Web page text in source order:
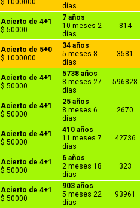
$ 1000000
días
Acierto de 4+1
$ 50000
7 años
10 meses 2
días
814
Acierto de 5+0
$ 1000000
34 años
5 meses 8
días
3581
Acierto de 4+1
$ 50000
5738 años
8 meses 27
días
596828
Acierto de 4+1
$ 50000
25 años
8 meses 6
días
2670
Acierto de 4+1
$ 50000
410 años
11 meses 7
días
42736
Acierto de 4+1
$ 50000
6 años
2 meses 18
días
323
Acierto de 4+1
$ 50000
903 años
5 meses 22
días
93961